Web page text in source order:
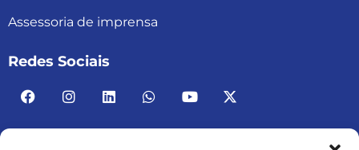
Assessoria de imprensa
Redes Sociais